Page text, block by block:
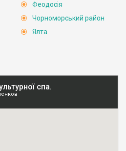
Феодосія
Чорноморський район
Ялта